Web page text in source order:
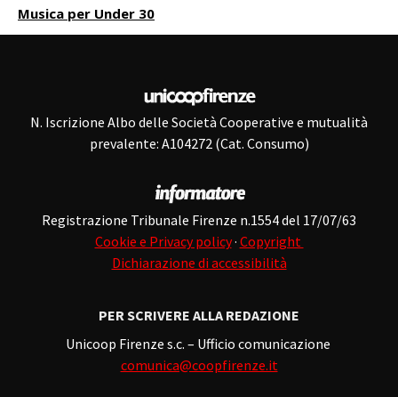
Musica per Under 30
N. Iscrizione Albo delle Società Cooperative e mutualità
prevalente: A104272 (Cat. Consumo)
Registrazione Tribunale Firenze n.1554 del 17/07/63
Cookie e Privacy policy· Copyright
Dichiarazione di accessibilità
PER SCRIVERE ALLA REDAZIONE
Unicoop Firenze s.c. – Ufficio comunicazione
comunica@coopfirenze.it